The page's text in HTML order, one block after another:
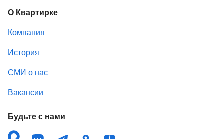
О Квартирке
Компания
История
СМИ о нас
Вакансии
Будьте с нами